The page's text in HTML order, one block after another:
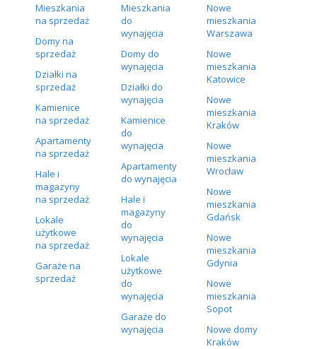
Mieszkania
na sprzedaż
Domy na
sprzedaż
Działki na
sprzedaż
Kamienice
na sprzedaż
Apartamenty
na sprzedaż
Hale i
magazyny
na sprzedaż
Lokale
użytkowe
na sprzedaż
Garaże na
sprzedaż
Mieszkania
do
wynajęcia
Domy do
wynajęcia
Działki do
wynajęcia
Kamienice
do
wynajęcia
Apartamenty
do wynajęcia
Hale i
magazyny
do
wynajęcia
Lokale
użytkowe
do
wynajęcia
Garaże do
wynajęcia
Nowe
mieszkania
Warszawa
Nowe
mieszkania
Katowice
Nowe
mieszkania
Kraków
Nowe
mieszkania
Wrocław
Nowe
mieszkania
Gdańsk
Nowe
mieszkania
Gdynia
Nowe
mieszkania
Sopot
Nowe domy
Kraków